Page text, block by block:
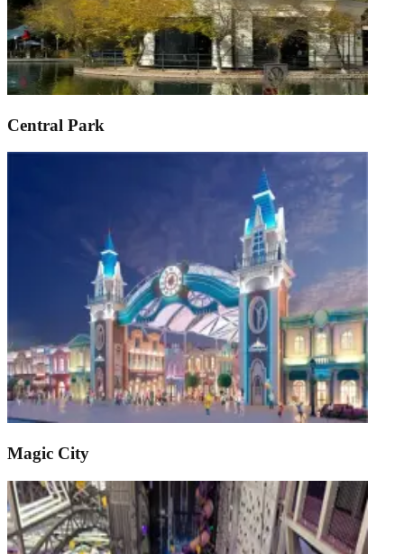
Central Park
Magic City